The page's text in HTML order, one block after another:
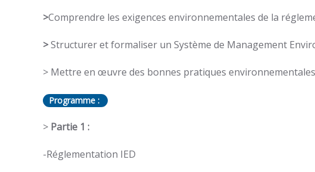
>Comprendre les exigences environnementales de la
>Structurer et formaliser un Système de Management
> Mettre en œuvre des bonnes pratiques
Programme :
> Partie 1 :
-Réglementation IED